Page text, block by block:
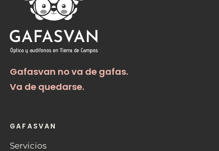
Gafasvan no va de gafas.
Va de quedarse.
GAFASVAN
Servicios